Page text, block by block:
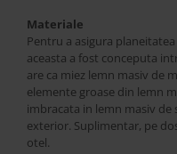
Materiale
Pentru a asigura
aceasta a fost conceputa
are ca miez lemn masiv de
elemente groase din lemn
imbracata in lemn masiv
exterior. Suplimentar, pe
otel.